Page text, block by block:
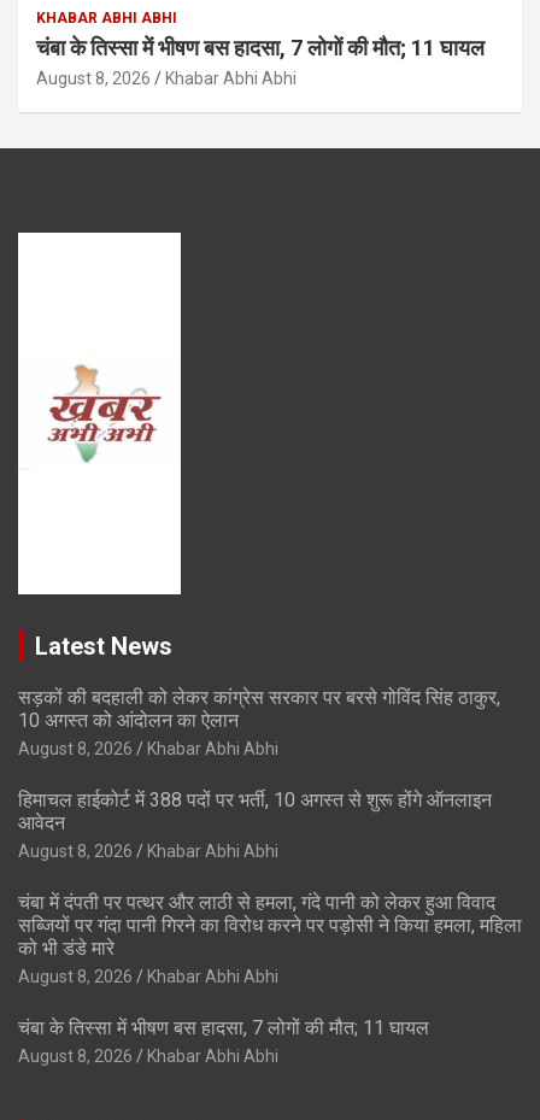
KHABAR ABHI ABHI
चंबा के तिस्सा में भीषण बस हादसा, 7 लोगों की मौत; 11 घायल
August 8, 2026 Khabar Abhi Abhi
Latest News
सड़कों की बदहाली को लेकर कांग्रेस सरकार पर बरसे गोविंद सिंह ठाकुर,
10 अगस्त को आंदोलन का ऐलान
August 8, 2026 Khabar Abhi Abhi
हिमाचल हाईकोर्ट में 388 पदों पर भर्ती, 10 अगस्त से शुरू होंगे ऑनलाइन
आवेदन
August 8, 2026 Khabar Abhi Abhi
चंबा में दंपती पर पत्थर और लाठी से हमला, गंदे पानी को लेकर हुआ विवाद
सब्जियों पर गंदा पानी गिरने का विरोध करने पर पड़ोसी ने किया हमला, महिला
को भी डंडे मारे
August 8, 2026 Khabar Abhi Abhi
चंबा के तिस्सा में भीषण बस हादसा, 7 लोगों की मौत; 11 घायल
August 8, 2026 Khabar Abhi Abhi